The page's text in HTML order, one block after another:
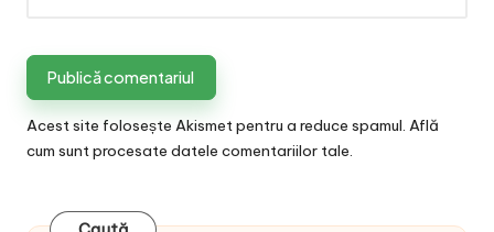
Acest site folosește Akismet pentru a reduce spamul. Află
cum sunt procesate datele comentariilor tale.